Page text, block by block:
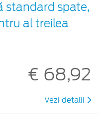
standard spate,
al treilea
€ 68,92
Vezi detalii